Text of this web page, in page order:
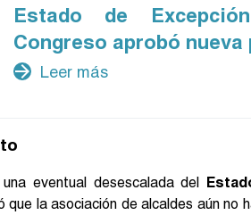
Estado de
Congreso aprobó nueva
arrow_forward Leer más
eventual desescalada del
la asociación de alcaldes aún no